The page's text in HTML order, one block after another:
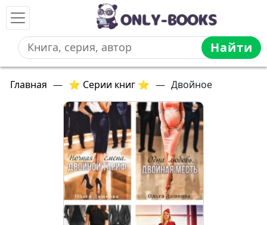
Найти
Главная — ⭐ Серии книг ⭐ — Двойное